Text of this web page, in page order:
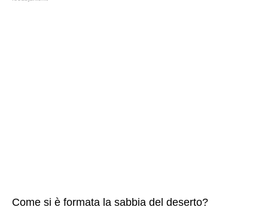
Come si è formata la sabbia del deserto?